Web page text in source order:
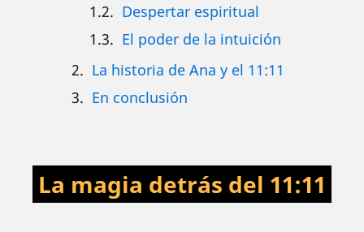
Despertar espiritual
El poder de la intuición
La historia de Ana y el 11:11
En conclusión
La magia detrás del 11:11